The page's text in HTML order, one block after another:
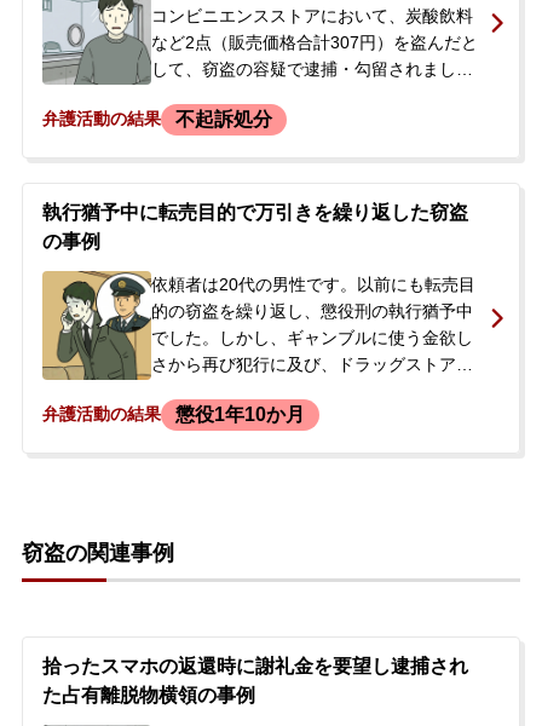
相談に来られました。
コンビニエンスストアにおいて、炭酸飲料
など2点（販売価格合計307円）を盗んだと
して、窃盗の容疑で逮捕・勾留されまし
障害者手帳をお持ちで、本件犯行時の記憶
活動を開始しました。
弁護活動の結果 不起訴処分
執行猶予中に転売目的で万引きを繰り返した窃盗
の事例
依頼者は20代の男性です。以前にも転売目
的の窃盗を繰り返し、懲役刑の執行猶予中
でした。しかし、ギャンブルに使う金欲し
さから再び犯行に及び、ドラッグストアで
そのうちの一件で逮捕されたことをきっか
接見を経て正式に依頼されることになりま
した。捜査の過程で余罪が発覚し、複数回
弁護活動の結果 懲役1年10か月
窃盗の関連事例
拾ったスマホの返還時に謝礼金を要望し逮捕され
た占有離脱物横領の事例